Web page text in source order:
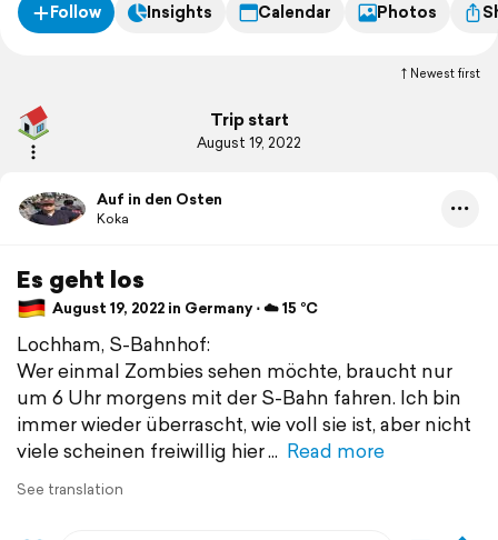
Follow Insights Calendar Photos
Newest first
Trip start
August 19, 2022
Auf in den Osten
Koka
Es geht los
August 19, 2022 in Germany ⋅ ☁️ 15 °C
Lochham, S-Bahnhof:
Wer einmal Zombies sehen möchte, braucht nur
um 6 Uhr morgens mit der S-Bahn fahren. Ich bin
immer wieder überrascht, wie voll sie ist, aber nicht
viele scheinen freiwillig hier
Read more
See translation